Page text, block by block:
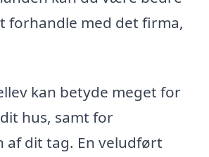
forhandle med det firma,
kan betyde meget for
hus, samt for
af dit tag. En veludført